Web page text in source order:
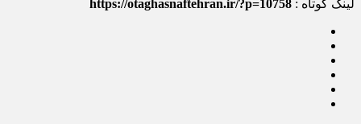
لینک کوتاه : https://otaghasnaftehran.ir/?p=10758